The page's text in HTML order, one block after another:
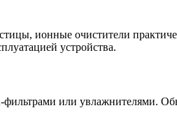
ионные очистители
устройства.
или увлажнителями.